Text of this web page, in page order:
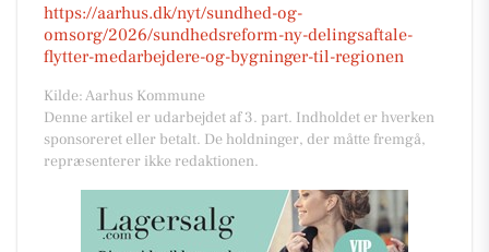
https://aarhus.dk/nyt/sundhed-og-
omsorg/2026/sundhedsreform-ny-delingsaftale-
flytter-medarbejdere-og-bygninger-til-regionen
Kilde: Aarhus Kommune
Denne artikel er udarbejdet af 3. part. Indholdet er hverken
sponsoreret eller betalt. De holdninger, der måtte fremgå,
repræsenterer ikke redaktionen.